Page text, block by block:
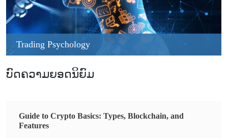
Trading Psychology
ບົດຄວາມຍອດນິຍົມ
Guide to Crypto Basics: Types, Blockchain, and
Features